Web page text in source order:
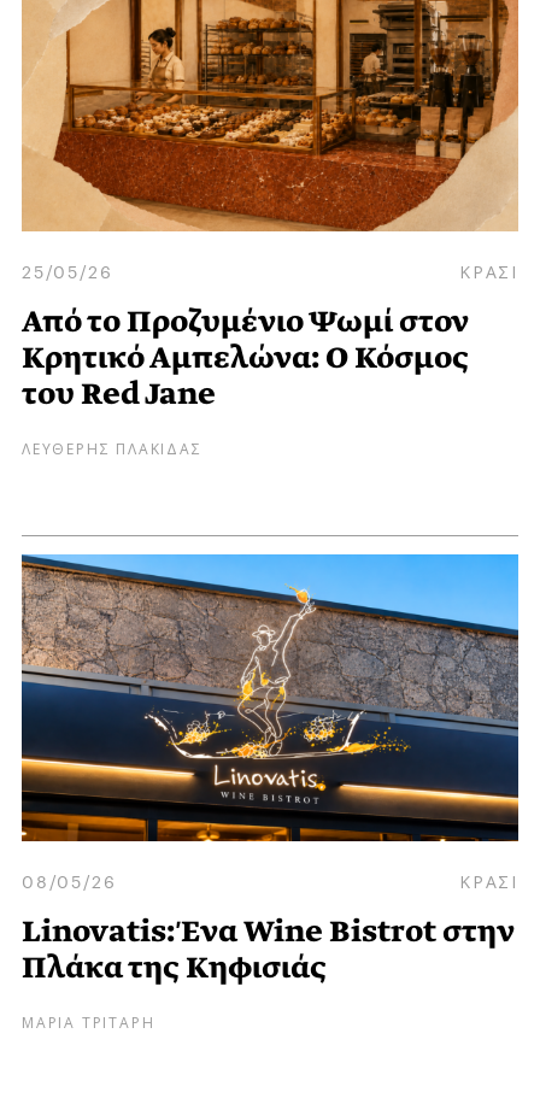
25/05/26 ΚΡΑΣΙ
Από το Προζυμένιο Ψωμί στον
Κρητικό Αμπελώνα: Ο Κόσμος
του Red Jane
ΛΕΥΘΕΡΗΣ ΠΛΑΚΙΔΑΣ
08/05/26 ΚΡΑΣΙ
Linovatis: Ένα Wine Bistrot στην
Πλάκα της Κηφισιάς
ΜΑΡΙΑ ΤΡΙΤΑΡΗ